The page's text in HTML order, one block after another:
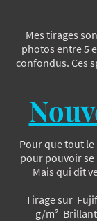
Mes tirages
photos entre 5
confondus. Ces
Pour que tout
pour pouvoir se
Mais qui dit
Tirage sur
g/m²